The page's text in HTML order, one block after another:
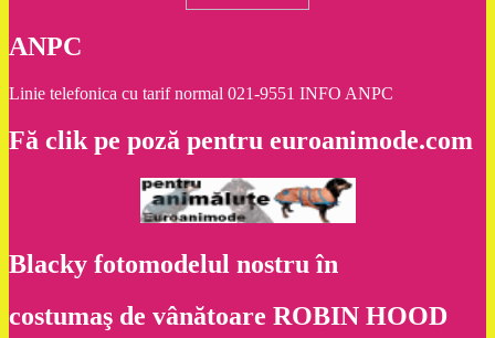
ANPC
Linie telefonica cu tarif normal 021-9551 INFO ANPC
Fă clik pe poză pentru euroanimode.com
Blacky fotomodelul nostru în
costumaş de vânătoare ROBIN HOOD